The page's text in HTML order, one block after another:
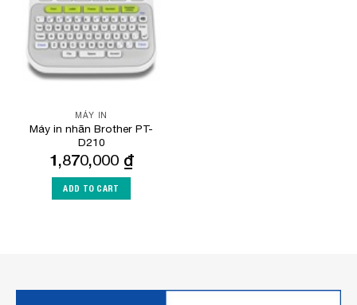
MÁY IN
Máy in nhãn Brother PT-
D210
1,870,000 ₫
ADD TO CART